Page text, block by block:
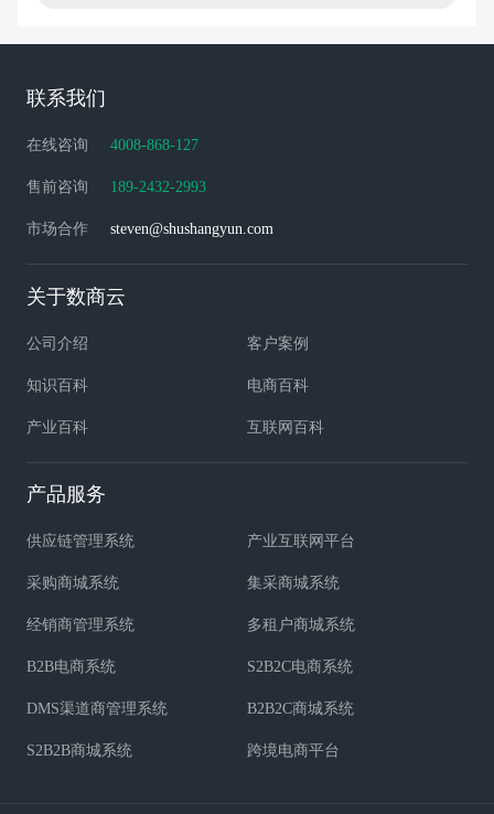
联系我们
在线咨询 4008-868-127
售前咨询 189-2432-2993
市场合作 steven@shushangyun.com
关于数商云
公司介绍 客户案例
知识百科 电商百科
产业百科 互联网百科
产品服务
供应链管理系统 产业互联网平台
采购商城系统 集采商城系统
经销商管理系统 多租户商城系统
B2B电商系统 S2B2C电商系统
DMS渠道商管理系统 B2B2C商城系统
S2B2B商城系统 跨境电商平台